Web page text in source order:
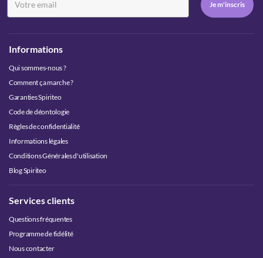
Informations
Qui sommes-nous ?
Comment ça marche ?
Garanties Spiriteo
Code de déontologie
Règles de confidentialité
Informations légales
Conditions Générales d'utilisation
Blog Spiriteo
Services clients
Questions fréquentes
Programme de fidélité
Nous contacter